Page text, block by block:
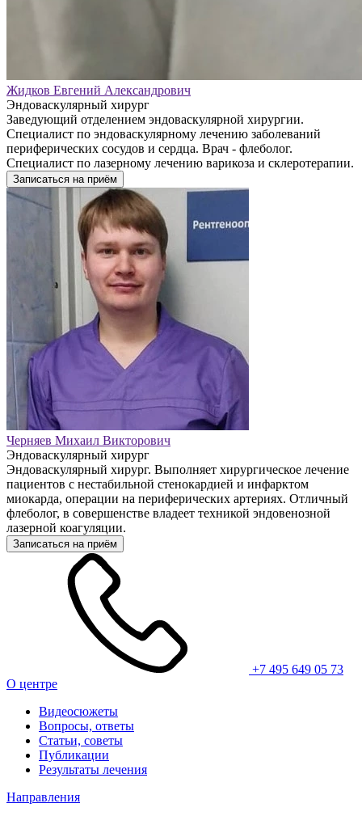
Жидков Евгений Александрович
Эндоваскулярный хирург
Заведующий отделением эндоваскулярной хирургии.
Специалист по эндоваскулярному лечению заболеваний
периферических сосудов и сердца. Врач - флеболог.
Специалист по лазерному лечению варикоза и склеротерапии.
Записаться на приём
Черняев Михаил Викторович
Эндоваскулярный хирург
Эндоваскулярный хирург. Выполняет хирургическое лечение
пациентов с нестабильной стенокардией и инфарктом
миокарда, операции на периферических артериях. Отличный
флеболог, в совершенстве владеет техникой эндовенозной
лазерной коагуляции.
Записаться на приём
+7 495 649 05 73
О центре
Видеосюжеты
Вопросы, ответы
Статьи, советы
Публикации
Результаты лечения
Направления